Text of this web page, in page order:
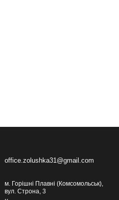
office.zolushka31@gmail.com
м. Горішні Плавні (Комсомольськ),
вул. Строна, 3